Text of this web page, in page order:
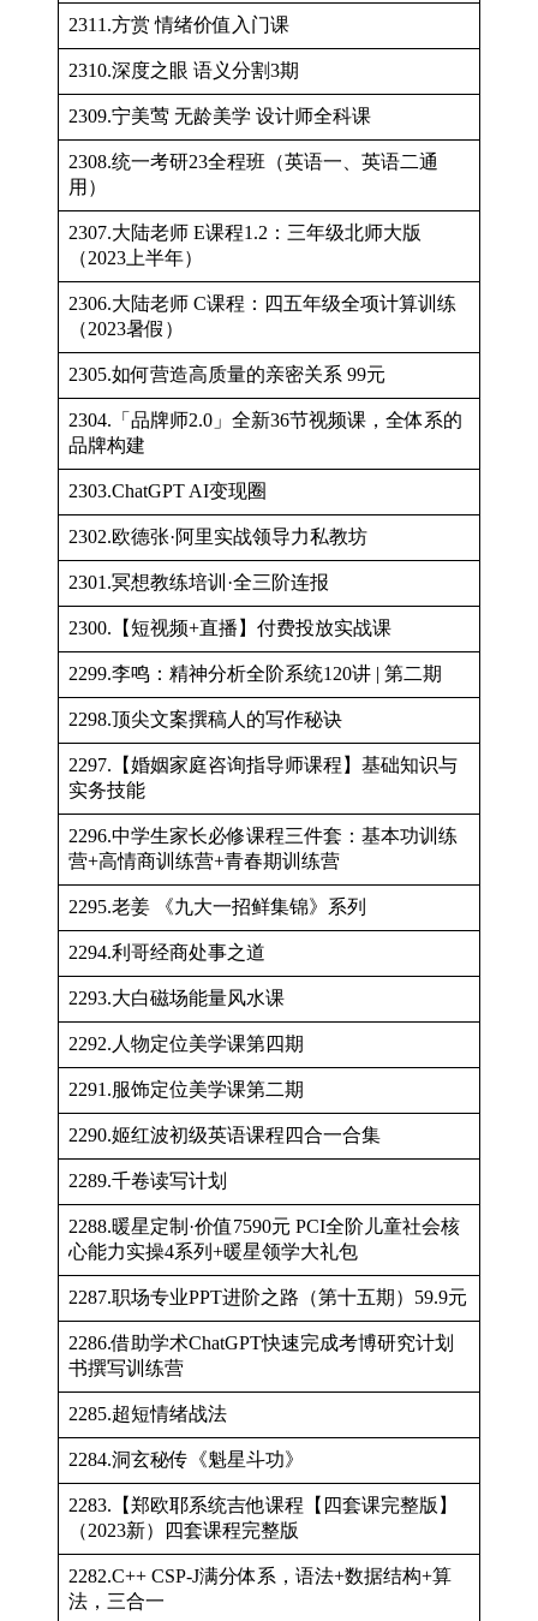
2311.方赏 情绪价值入门课
2310.深度之眼 语义分割3期
2309.宁美莺 无龄美学 设计师全科课
2308.统一考研23全程班（英语一、英语二通
用）
2307.大陆老师 E课程1.2：三年级北师大版
（2023上半年）
2306.大陆老师 C课程：四五年级全项计算训练
（2023暑假）
2305.如何营造高质量的亲密关系 99元
2304.「品牌师2.0」全新36节视频课，全体系的
品牌构建
2303.ChatGPT AI变现圈
2302.欧德张·阿里实战领导力私教坊
2301.冥想教练培训·全三阶连报
2300.【短视频+直播】付费投放实战课
2299.李鸣：精神分析全阶系统120讲 | 第二期
2298.顶尖文案撰稿人的写作秘诀
2297.【婚姻家庭咨询指导师课程】基础知识与
实务技能
2296.中学生家长必修课程三件套：基本功训练
营+高情商训练营+青春期训练营
2295.老姜 《九大一招鲜集锦》系列
2294.利哥经商处事之道
2293.大白磁场能量风水课
2292.人物定位美学课第四期
2291.服饰定位美学课第二期
2290.姬红波初级英语课程四合一合集
2289.千卷读写计划
2288.暖星定制·价值7590元 PCI全阶儿童社会核
心能力实操4系列+暖星领学大礼包
2287.职场专业PPT进阶之路（第十五期）59.9元
2286.借助学术ChatGPT快速完成考博研究计划
书撰写训练营
2285.超短情绪战法
2284.洞玄秘传《魁星斗功》
2283.【郑欧耶系统吉他课程【四套课完整版】
（2023新）四套课程完整版
2282.C++ CSP-J满分体系，语法+数据结构+算
法，三合一